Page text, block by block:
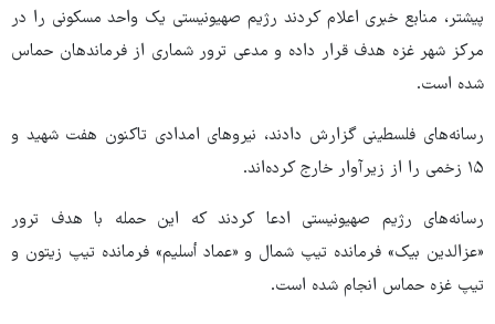
پیشتر، منابع خبری اعلام کردند رژیم صهیونیستی یک واحد مسکونی را در
مرکز شهر غزه هدف قرار داده و مدعی ترور شماری از فرماندهان حماس
شده است.
رسانه‌های فلسطینی گزارش دادند، نیروهای امدادی تاکنون هفت شهید و
۱۵ زخمی را از زیرآوار خارج کرده‌اند.
رسانه‌های رژیم صهیونیستی ادعا کردند که این حمله با هدف ترور
«عزالدین بیک» فرمانده تیپ شمال و «عماد أسلیم» فرمانده تیپ زیتون و
تیپ غزه حماس انجام شده است.